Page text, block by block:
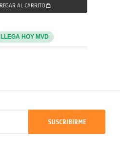
LLEGA HOY MVD
SUSCRIBIRME